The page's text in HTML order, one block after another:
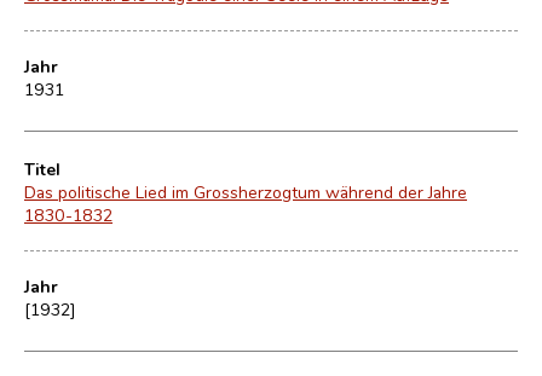
Jahr
1931
Titel
Das politische Lied im Grossherzogtum während der Jahre
1830-1832
Jahr
[1932]